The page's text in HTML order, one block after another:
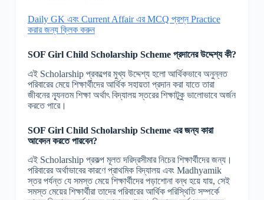
Daily GK এবং Current Affair এর MCQ প্রশ্ন Practice
করার জন্য ক্লিক করুন
SOF Girl Child Scholarship Scheme প্রদানের উদ্দেশ্য কী?
এই Scholarship প্রকল্পের মুখ্য উদ্দেশ্য হলো আর্থিকভাবে অনুন্নত
পরিবারের মেয়ে শিক্ষার্থীদের আর্থিক সহায়তা প্রদান করা যাতে তারা
জীবনের ন্যূনতম শিক্ষা অর্থাৎ বিদ্যালয় স্তরের শিক্ষাটুকু ভালোভাবে অর্জন
করতে পারে।
SOF Girl Child Scholarship Scheme এর জন্য কারা
আবেদন করতে পারবেন?
এই Scholarship প্রকল্প মূলত দরিদ্রসীমার নিচের শিক্ষার্থীদের জন্য।
পরিবারের অর্থাভাবের কারণে প্রাথমিক বিদ্যালয় এবং Madhyamik
স্তর পর্যন্ত যে সমস্ত মেয়ে শিক্ষার্থীদের পড়াশোনা বন্ধ হয়ে যায়, সেই
সমস্ত মেয়ের শিক্ষার্থীরা তাদের পরিবারের আর্থিক পরিস্থিতি সম্পর্কে